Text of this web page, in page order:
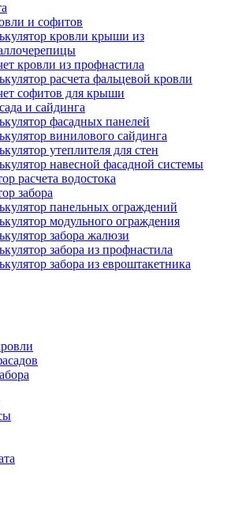
и софитов
кровли крыши из
кровли из профнастила
расчета фальцевой кровли
софитов для крыши
и сайдинга
фасадных панелей
винилового сайдинга
утеплителя для стен
навесной фасадной системы
расчета водостока
забора
панельных ограждений
модульного ограждения
забора жалюзи
забора из профнастила
забора из евроштакетника